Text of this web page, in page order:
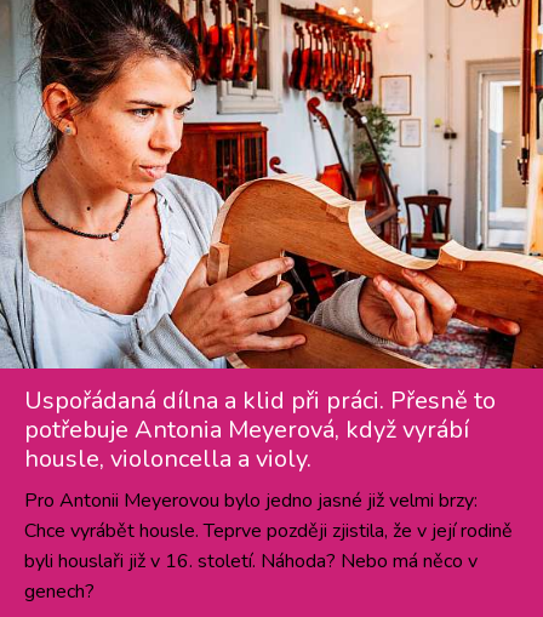
Uspořádaná dílna a klid při práci. Přesně to
potřebuje Antonia Meyerová, když vyrábí
housle, violoncella a violy.
Pro Antonii Meyerovou bylo jedno jasné již velmi brzy:
Chce vyrábět housle. Teprve později zjistila, že v její rodině
byli houslaři již v 16. století. Náhoda? Nebo má něco v
genech?